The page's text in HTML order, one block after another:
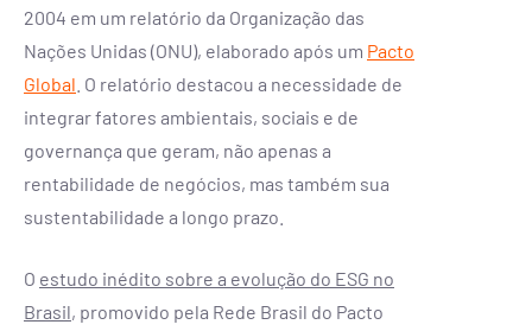
2004 em um relatório da Organização das
Nações Unidas (ONU), elaborado após um Pacto
Global . O relatório destacou a necessidade de
integrar fatores ambientais, sociais e de
governança que geram, não apenas a
rentabilidade de negócios, mas também sua
sustentabilidade a longo prazo.
O estudo inédito sobre a evolução do ESG no
Brasil, promovido pela Rede Brasil do Pacto